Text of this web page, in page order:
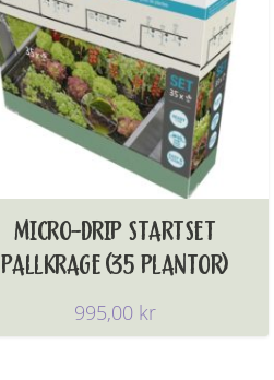
MICRO-DRIP STARTSET
PALLKRAGE (35 PLANTOR)
995,00 kr